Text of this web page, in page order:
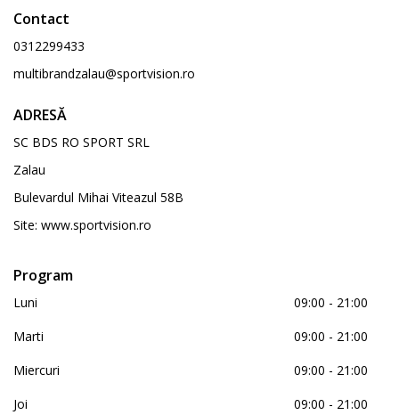
Contact
0312299433
multibrandzalau@sportvision.ro
ADRESĂ
SC BDS RO SPORT SRL
Zalau
Bulevardul Mihai Viteazul 58B
Site: www.sportvision.ro
Program
Luni
09:00 - 21:00
Marti
09:00 - 21:00
Miercuri
09:00 - 21:00
Joi
09:00 - 21:00